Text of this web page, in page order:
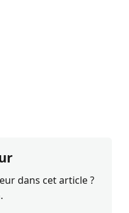
dans cet article ?